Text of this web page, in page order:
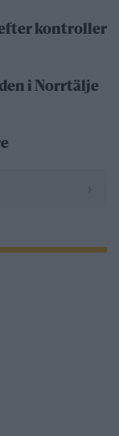
kontroller
i Norrtälje